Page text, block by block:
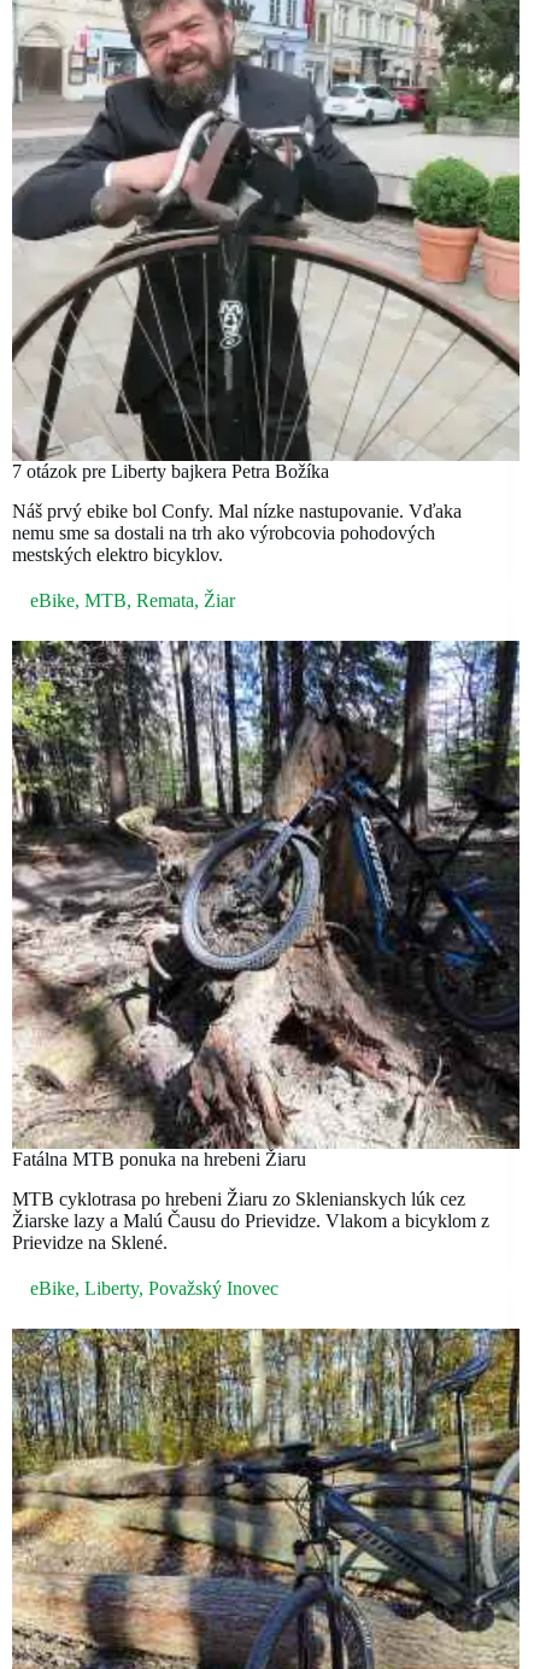
7 otázok pre Liberty bajkera Petra Božíka
Náš prvý ebike bol Confy. Mal nízke nastupovanie. Vďaka
nemu sme sa dostali na trh ako výrobcovia pohodových
mestských elektro bicyklov.
eBike, MTB, Remata, Žiar
Fatálna MTB ponuka na hrebeni Žiaru
MTB cyklotrasa po hrebeni Žiaru zo Sklenianskych lúk cez
Žiarske lazy a Malú Čausu do Prievidze. Vlakom a bicyklom z
Prievidze na Sklené.
eBike, Liberty, Považský Inovec